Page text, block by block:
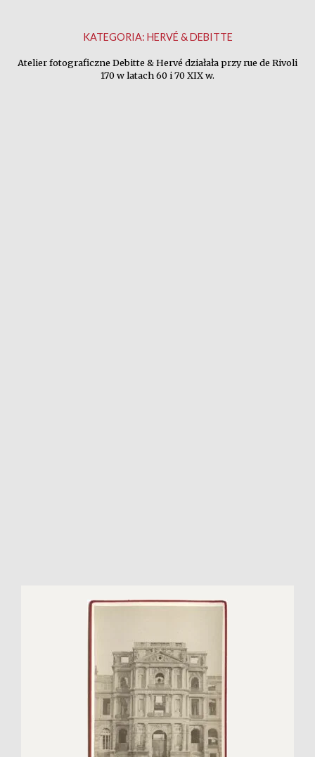
KATEGORIA: HERVÉ & DEBITTE
Atelier fotograficzne Debitte & Hervé działała przy rue de Rivoli
170 w latach 60 i 70 XIX w.